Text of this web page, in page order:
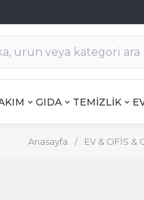
GIDA TEMİZLİK
Anasayfa / EV & OFİS &